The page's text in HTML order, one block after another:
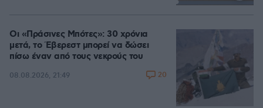
Οι «Πράσινες Μπότες»: 30 χρόνια
μετά, το Έβερεστ μπορεί να δώσει
πίσω έναν από τους νεκρούς του
08.08.2026, 21:49 20